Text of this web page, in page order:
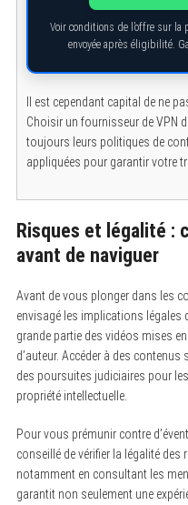
Voir conditions de l’offre sur la
envoyée après éligibilité.
Il est cependant capital de ne
Choisir un fournisseur de VPN
toujours leurs politiques de
appliquées pour garantir votre
Risques et légalité :
avant de naviguer
Avant de vous plonger dans les
envisagé les implications légales
grande partie des vidéos mises
d’auteur. Accéder à des
des poursuites judiciaires pour
propriété intellectuelle.
Pour vous prémunir contre
conseillé de vérifier la légalité
notamment en consultant les
garantit non seulement une